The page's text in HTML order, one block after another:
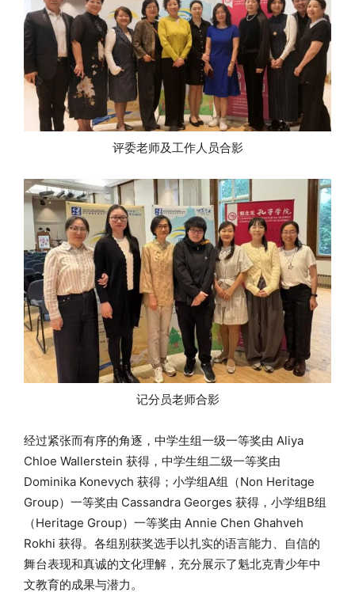
评委老师及工作人员合影
记分员老师合影
经过紧张而有序的角逐，中学生组一级一等奖由 Aliya
Chloe Wallerstein 获得，中学生组二级一等奖由
Dominika Konevych 获得；小学组A组（Non Heritage
Group）一等奖由 Cassandra Georges 获得，小学组B组
（Heritage Group）一等奖由 Annie Chen Ghahveh
Rokhi 获得。各组别获奖选手以扎实的语言能力、自信的
舞台表现和真诚的文化理解，充分展示了魁北克青少年中
文教育的成果与潜力。